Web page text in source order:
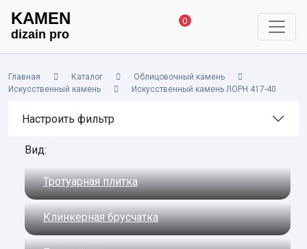
KAMEN
dizain pro
0
Главная Каталог
Облицовочный камень
Искусственный камень
Искусственный камень ЛОРН 417-40
Настроить фильтр
Вид:
Тротуарная плитка
Клинкерная брусчатка